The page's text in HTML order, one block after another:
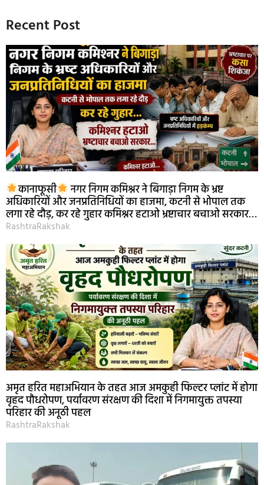
Recent Post
कानाफूसी नगर निगम कमिश्नर ने बिगाड़ा निगम के भ्रष्ट
अधिकारियों और जनप्रतिनिधियों का हाजमा, कटनी से भोपाल तक
लगा रहे दौड़, कर रहे गुहार कमिश्नर हटाओ भ्रष्टाचार बचाओ सरकार…
RashtraRakshak
अमृत हरित महाअभियान के तहत आज अमकुही फिल्टर प्लांट में होगा
वृहद पौधरोपण, पर्यावरण संरक्षण की दिशा में निगमायुक्त तपस्या
परिहार की अनूठी पहल
RashtraRakshak